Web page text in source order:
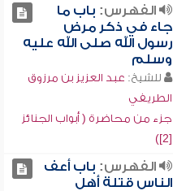
الفهرس: باب ما
جاء في ذكر مرض
رسول الله صلى الله عليه
وسلم
للشيخ: عبد العزيز بن مرزوق
الطريفي
جزء من محاضرة ( أبواب الجنائز
[2])
الفهرس: باب أعف
الناس قتلة أهل